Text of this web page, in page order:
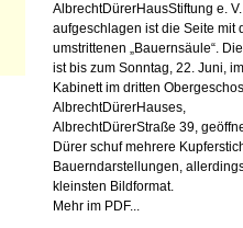
AlbrechtDürerHausStiftung e.
aufgeschlagen ist die Seite mit
umstrittenen „Bauernsäule“.
ist bis zum Sonntag, 22. Juni,
Kabinett im dritten
AlbrechtDürerHauses,
AlbrechtDürerStraße 39,
Dürer schuf mehrere
Bauerndarstellungen,
kleinsten Bildformat.
Mehr im PDF...